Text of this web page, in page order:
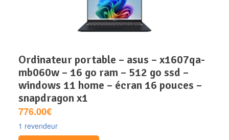
ordinateur portable – asus – x1607qa-
mb060w – 16 go ram – 512 go ssd –
windows 11 home – écran 16 pouces –
snapdragon x1
776.00€
1 revendeur